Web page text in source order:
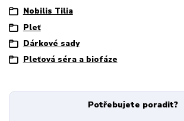
Nobilis Tilia
Pleť
Dárkové sady
Pleťová séra a biofáze
Potřebujete poradit?